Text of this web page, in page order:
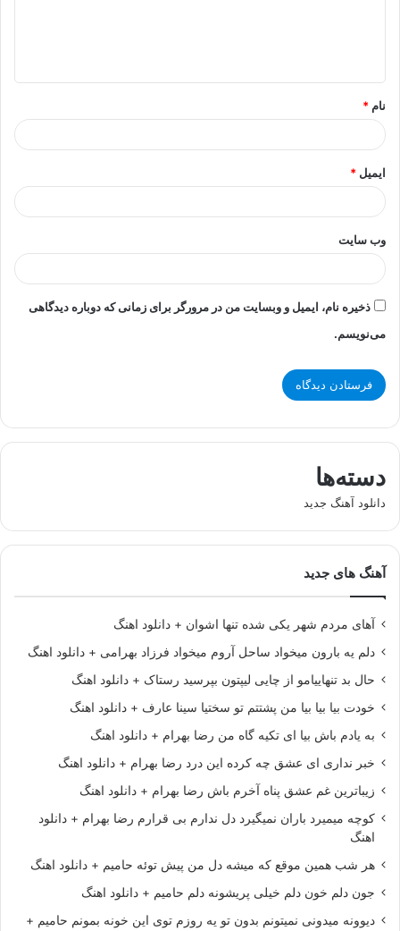
*
نام *
ایمیل *
وب‌ سایت
ذخیره نام، ایمیل و وبسایت من در مرورگر برای زمانی که دوباره دیدگاهی
می‌نویسم.
دسته‌ها
دانلود آهنگ جدید
آهنگ های جدید
آهای مردم شهر یکی شده تنها اشوان + دانلود اهنگ
دلم یه بارون میخواد ساحل آروم میخواد فرزاد بهرامی + دانلود اهنگ
حال بد تنهاییامو از چایی لیپتون بپرسید رستاک + دانلود اهنگ
خودت بیا بیا بیا من پشتتم تو سختیا سینا عارف + دانلود اهنگ
به یادم باش بیا ای تکیه گاه من رضا بهرام + دانلود اهنگ
خبر نداری ای عشق چه کرده این درد رضا بهرام + دانلود اهنگ
زیباترین غم عشق پناه آخرم باش رضا بهرام + دانلود اهنگ
کوچه میمیرد باران نمیگیرد دل ندارم بی قرارم رضا بهرام + دانلود
اهنگ
هر شب همین موقع که میشه دل من پیش توئه حامیم + دانلود اهنگ
جون دلم خون دلم خیلی پریشونه دلم حامیم + دانلود اهنگ
دیوونه میدونی نمیتونم بدون تو یه روزم توی این خونه بمونم حامیم +